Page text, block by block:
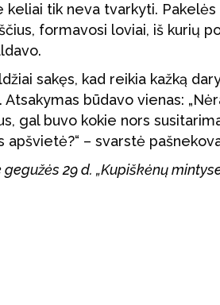
keliai tik neva tvarkyti.
formavosi loviai, iš kurių
sakęs, kad reikia kažką
būdavo vienas:
gal buvo kokie nors
apšvietė?“ – svarstė
29 d. „Kupiškėnų